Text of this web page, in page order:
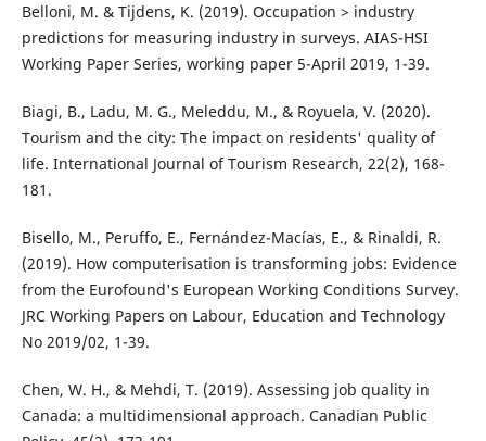
Belloni, M. & Tijdens, K. (2019). Occupation > industry
predictions for measuring industry in surveys. AIAS-HSI
Working Paper Series, working paper 5-April 2019, 1-39.
Biagi, B., Ladu, M. G., Meleddu, M., & Royuela, V. (2020).
Tourism and the city: The impact on residents' quality of
life. International Journal of Tourism Research, 22(2), 168-
181.
Bisello, M., Peruffo, E., Fernández-Macías, E., & Rinaldi, R.
(2019). How computerisation is transforming jobs: Evidence
from the Eurofound's European Working Conditions Survey.
JRC Working Papers on Labour, Education and Technology
No 2019/02, 1-39.
Chen, W. H., & Mehdi, T. (2019). Assessing job quality in
Canada: a multidimensional approach. Canadian Public